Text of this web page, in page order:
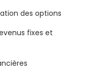
des options
fixes et